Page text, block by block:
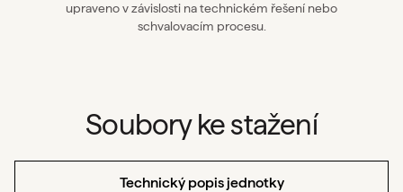
upraveno v závislosti na technickém řešení nebo
schvalovacím procesu.
Soubory ke stažení
Technický popis jednotky